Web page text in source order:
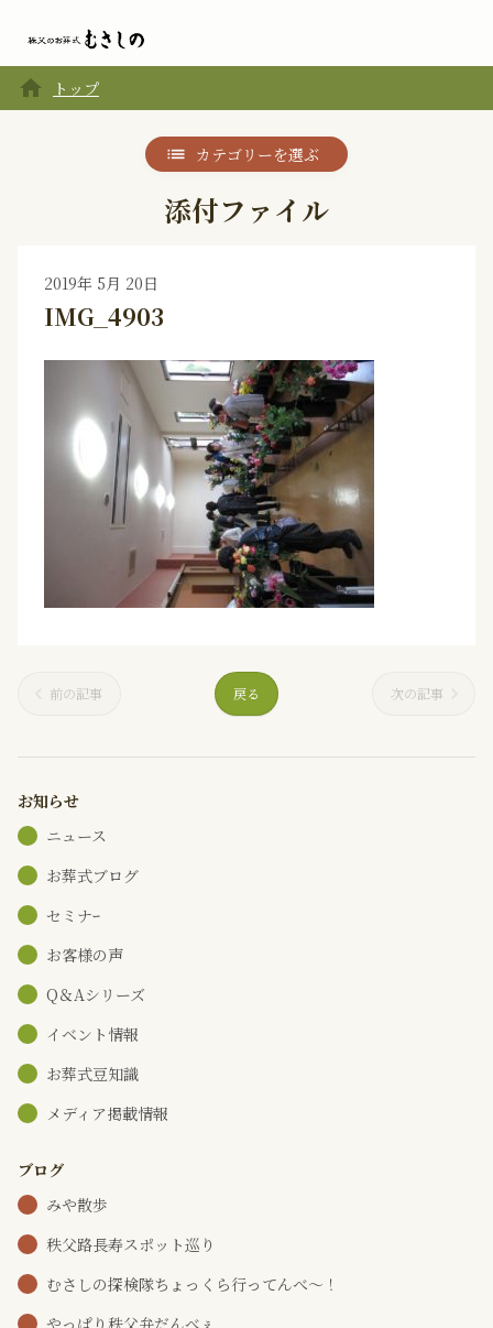
home トップ
カテゴリーを選ぶ
添付ファイル
2019年 5月 20日
IMG_4903
前の記事 戻る 次の記事
お知らせ
ニュース
お葬式ブログ
セミナｰ
お客様の声
Q＆Aシリーズ
イベント情報
お葬式豆知識
メディア掲載情報
ブログ
みや散歩
秩父路長寿スポット巡り
むさしの探検隊ちょっくら行ってんべ～！
やっぱり秩父弁だんべぇ